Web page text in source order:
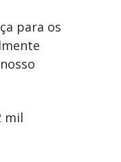
para os
mil